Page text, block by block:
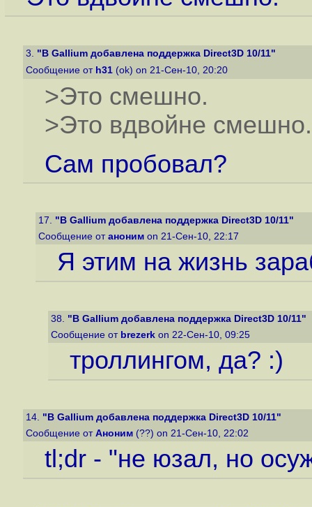
3. "В Gallium добавлена поддержка Direct3D 10/11"
Сообщение от h31 (ok) on 21-Сен-10, 20:20
>Это смешно.
>Это вдвойне смешно.
Сам пробовал?
17. "В Gallium добавлена поддержка Direct3D 10/11"
Сообщение от аноним on 21-Сен-10, 22:17
Я этим на жизнь
38. "В Gallium добавлена поддержка Direct3D 10/11"
Сообщение от brezerk on 22-Сен-10, 09:25
троллингом, да? :)
14. "В Gallium добавлена поддержка Direct3D 10/11"
Сообщение от Аноним (??) on 21-Сен-10, 22:02
tl;dr - "не юзал, но